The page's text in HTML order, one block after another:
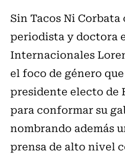
Sin Tacos Ni
periodista y doctora
Internacionales
el foco de género
presidente electo de
para conformar su
nombrando además
prensa de alto nivel